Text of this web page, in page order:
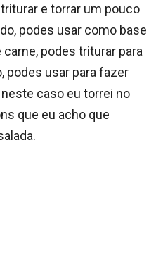
e torrar um pouco
podes usar como base
podes triturar para
podes usar para fazer
caso eu torrei no
que eu acho que